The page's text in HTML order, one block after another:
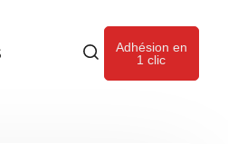
Adhésion en
1 clic